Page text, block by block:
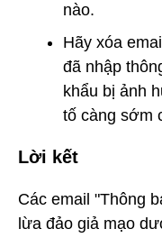
nào.
Hãy xóa
đã nhập
khẩu bị ảnh
tố càng sớm
Lời kết
Các email "Thông
lừa đảo giả mạo